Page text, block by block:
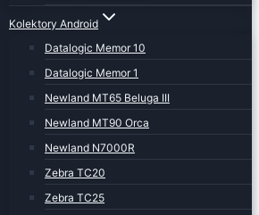
Kolektory Android
Datalogic Memor 10
Datalogic Memor 1
Newland MT65 Beluga III
Newland MT90 Orca
Newland N7000R
Zebra TC20
Zebra TC25